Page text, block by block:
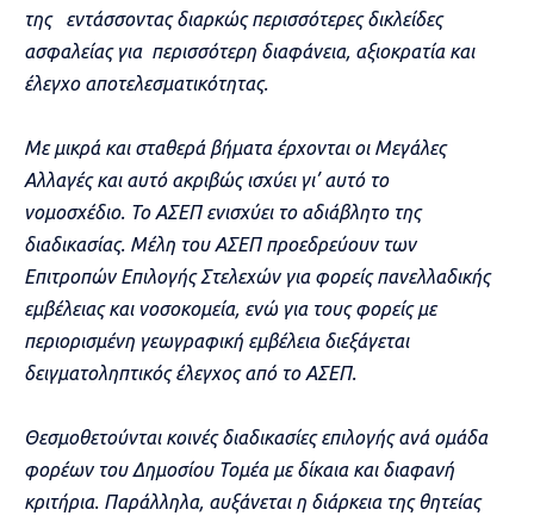
της εντάσσοντας διαρκώς περισσότερες δικλείδες
ασφαλείας για περισσότερη διαφάνεια, αξιοκρατία και
έλεγχο αποτελεσματικότητας.
Με μικρά και σταθερά βήματα έρχονται οι Μεγάλες
Αλλαγές και αυτό ακριβώς ισχύει γι’ αυτό το
νομοσχέδιο. Το ΑΣΕΠ ενισχύει το αδιάβλητο της
διαδικασίας. Μέλη του ΑΣΕΠ προεδρεύουν των
Επιτροπών Επιλογής Στελεχών για φορείς πανελλαδικής
εμβέλειας και νοσοκομεία, ενώ για τους φορείς με
περιορισμένη γεωγραφική εμβέλεια διεξάγεται
δειγματοληπτικός έλεγχος από το ΑΣΕΠ.
Θεσμοθετούνται κοινές διαδικασίες επιλογής ανά ομάδα
φορέων του Δημοσίου Τομέα με δίκαια και διαφανή
κριτήρια. Παράλληλα, αυξάνεται η διάρκεια της θητείας